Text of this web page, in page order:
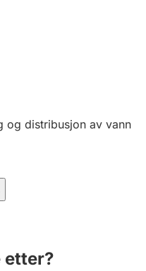
og distribusjon av vann
etter?